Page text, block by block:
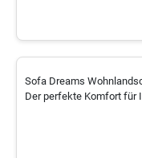
Sofa Dreams
Der perfekte Komfort für